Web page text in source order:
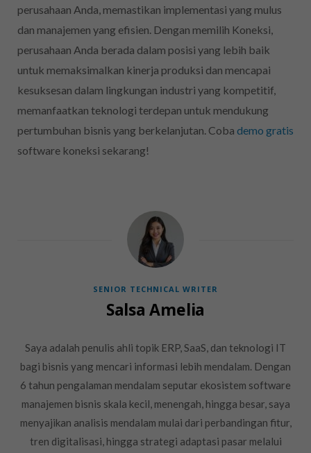
perusahaan Anda, memastikan implementasi yang mulus
dan manajemen yang efisien. Dengan memilih Koneksi,
perusahaan Anda berada dalam posisi yang lebih baik
untuk memaksimalkan kinerja produksi dan mencapai
kesuksesan dalam lingkungan industri yang kompetitif,
memanfaatkan teknologi terdepan untuk mendukung
pertumbuhan bisnis yang berkelanjutan. Coba demo gratis
software koneksi sekarang!
SENIOR TECHNICAL WRITER
Salsa Amelia
Saya adalah penulis ahli topik ERP, SaaS, dan teknologi IT
bagi bisnis yang mencari informasi lebih mendalam. Dengan
6 tahun pengalaman mendalam seputar ekosistem software
manajemen bisnis skala kecil, menengah, hingga besar, saya
menyajikan analisis mendalam mulai dari perbandingan fitur,
tren digitalisasi, hingga strategi adaptasi pasar melalui